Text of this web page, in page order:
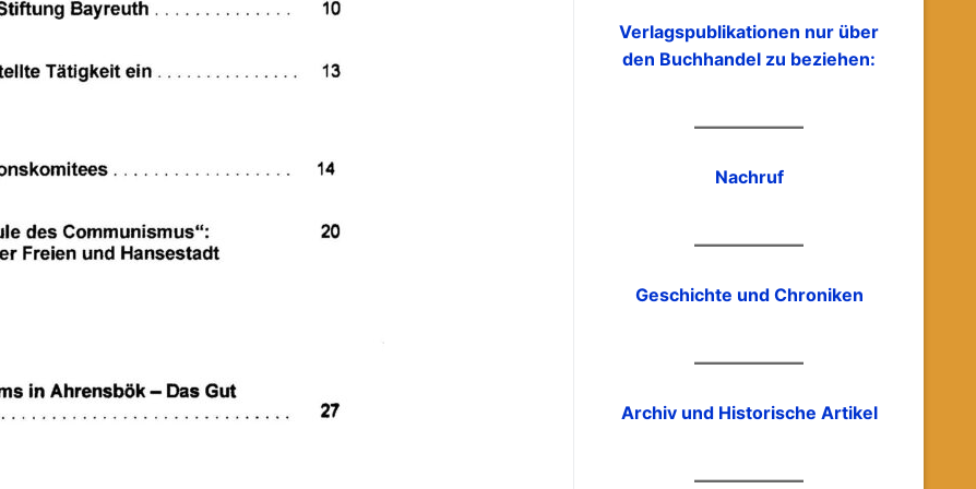
Verlagspublikationen nur über
den Buchhandel zu beziehen:
Nachruf
Geschichte und Chroniken
Archiv und Historische Artikel